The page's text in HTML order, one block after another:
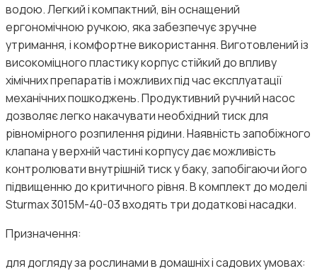
водою. Легкий і компактний, він оснащений
ергономічною ручкою, яка забезпечує зручне
утримання, і комфортне використання. Виготовлений із
високоміцного пластику корпус стійкий до впливу
хімічних препаратів і можливих під час експлуатації
механічних пошкоджень. Продуктивний ручний насос
дозволяє легко накачувати необхідний тиск для
рівномірного розпилення рідини. Наявність запобіжного
клапана у верхній частині корпусу дає можливість
контролювати внутрішній тиск у баку, запобігаючи його
підвищенню до критичного рівня. В комплект до моделі
Sturmax 3015M-40-03 входять три додаткові насадки.
Призначення:
для догляду за рослинами в домашніх і садових умовах: